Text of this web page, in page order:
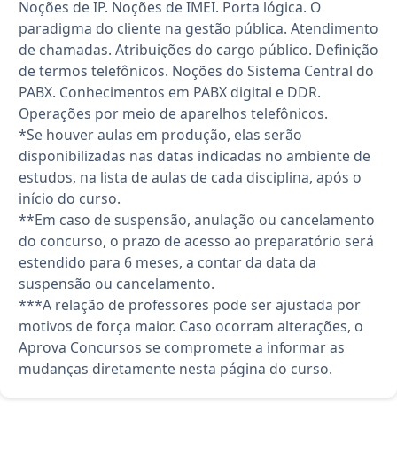
Noções de IP. Noções de IMEI. Porta lógica. O
paradigma do cliente na gestão pública. Atendimento
de chamadas. Atribuições do cargo público. Definição
de termos telefônicos. Noções do Sistema Central do
PABX. Conhecimentos em PABX digital e DDR.
Operações por meio de aparelhos telefônicos.
*Se houver aulas em produção, elas serão
disponibilizadas nas datas indicadas no ambiente de
estudos, na lista de aulas de cada disciplina, após o
início do curso.
**Em caso de suspensão, anulação ou cancelamento
do concurso, o prazo de acesso ao preparatório será
estendido para 6 meses, a contar da data da
suspensão ou cancelamento.
***A relação de professores pode ser ajustada por
motivos de força maior. Caso ocorram alterações, o
Aprova Concursos se compromete a informar as
mudanças diretamente nesta página do curso.